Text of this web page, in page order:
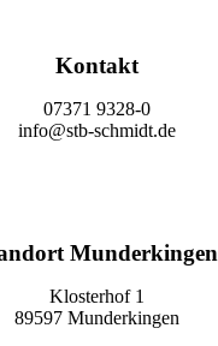
Kontakt
07371 9328-0
info@stb-schmidt.de
Munderkingen
Klosterhof 1
89597 Munderkingen